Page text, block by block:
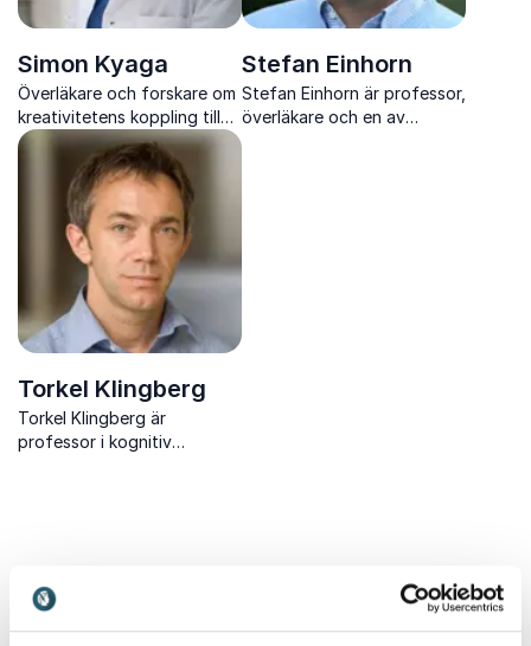
Simon Kyaga
Överläkare och forskare om
kreativitetens koppling till
psykisk ohälsa.
Stefan Einhorn
Stefan Einhorn är professor,
överläkare och en av
Torkel Klingberg
Torkel Klingberg är
professor i kognitiv